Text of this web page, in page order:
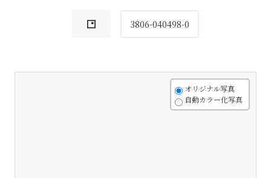
3806-040498-0
オリジナル写真
自動カラー化写真